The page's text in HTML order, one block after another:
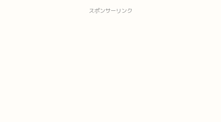
スポンサーリンク